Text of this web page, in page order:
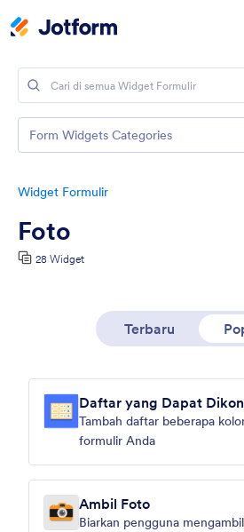
Widget Formulir
Foto
28 Widget
Terbaru
Daftar yang Dapat
Tambah daftar beberapa
formulir Anda
Ambil Foto
Biarkan pengguna
Form Widgets Categories